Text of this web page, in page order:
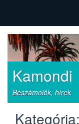
Kamondi
Beszámolók, hírek
Kategória: